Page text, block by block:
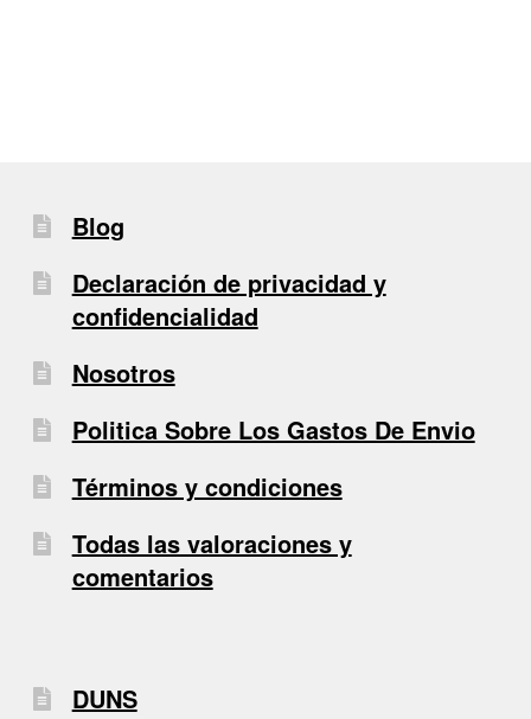
Blog
Declaración de privacidad y
confidencialidad
Nosotros
Politica Sobre Los Gastos De Envio
Términos y condiciones
Todas las valoraciones y
comentarios
DUNS